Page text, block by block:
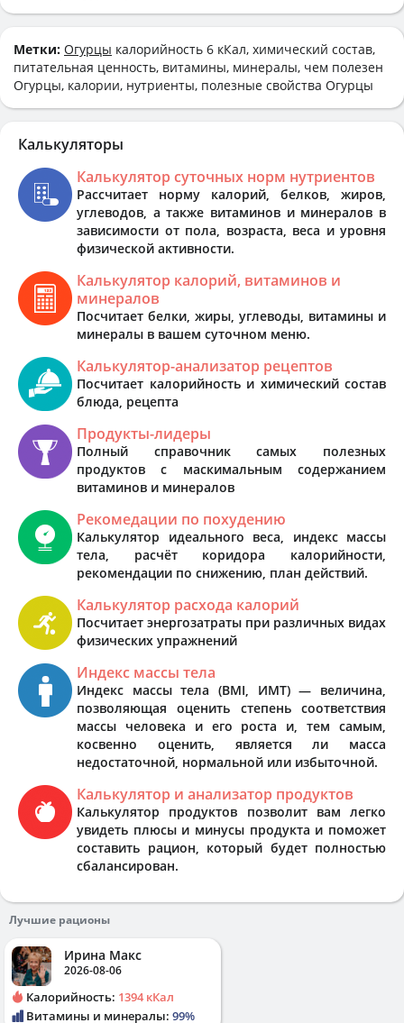
Метки: Огурцы калорийность 6 кКал, химический состав,
питательная ценность, витамины, минералы, чем полезен
Огурцы, калории, нутриенты, полезные свойства Огурцы
Калькуляторы
Калькулятор суточных норм нутриентов
Рассчитает норму калорий, белков, жиров,
углеводов, а также витаминов и минералов в
зависимости от пола, возраста, веса и уровня
физической активности.
Калькулятор калорий, витаминов и
минералов
Посчитает белки, жиры, углеводы, витамины и
минералы в вашем суточном меню.
Калькулятор-анализатор рецептов
Посчитает калорийность и химический состав
блюда, рецепта
Продукты-лидеры
Полный справочник самых полезных
продуктов с маскимальным содержанием
витаминов и минералов
Рекомедации по похудению
Калькулятор идеального веса, индекс массы
тела, расчёт коридора калорийности,
рекомендации по снижению, план действий.
Калькулятор расхода калорий
Посчитает энергозатраты при различных видах
физических упражнений
Индекс массы тела
Индекс массы тела (BMI, ИМТ) — величина,
позволяющая оценить степень соответствия
массы человека и его роста и, тем самым,
косвенно оценить, является ли масса
недостаточной, нормальной или избыточной.
Калькулятор и анализатор продуктов
Калькулятор продуктов позволит вам легко
увидеть плюсы и минусы продукта и поможет
составить рацион, который будет полностью
сбалансирован.
Лучшие рационы
Ирина Макс
2026-08-06
Калорийность: 1394 кКал
Витамины и минералы: 99%